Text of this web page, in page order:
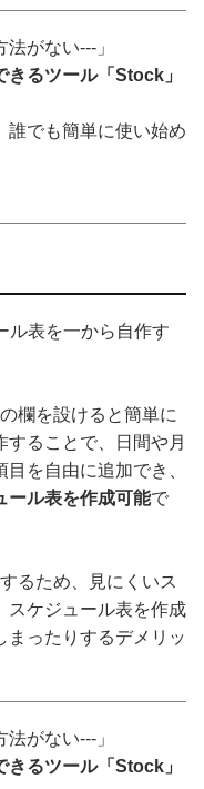
がない---」
るツール「Stock」
誰でも簡単に使い始め
ル表を一から自作す
欄を設けると簡単に
ることで、日間や月
を自由に追加でき、
ール表を作成可能で
るため、見にくいス
スケジュール表を作成
まったりするデメリッ
がない---」
るツール「Stock」